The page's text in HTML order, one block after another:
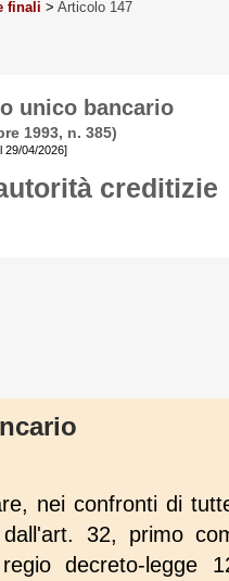
finali > Articolo 147
unico bancario
1993, n. 385)
29/04/2026]
creditizie
nei confronti di
32, primo
decreto-legge